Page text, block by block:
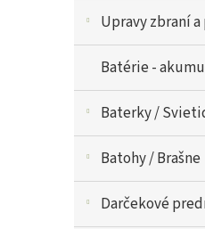
Upravy zbraní
Batérie -
Baterky /
Batohy / Brašne
Darčekové